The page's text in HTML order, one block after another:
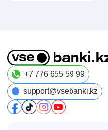
+7 776 655 59 99
support@vsebanki.kz